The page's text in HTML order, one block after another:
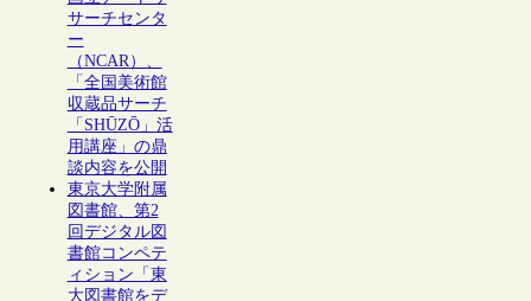
サーチセンタ
ー
（NCAR）、
「全国美術館
収蔵品サーチ
「SHŪZŌ」活
用講座」の鼎
談内容を公開
東京大学附属
図書館、第2
回デジタル図
書館コンペテ
ィション「東
大図書館をデ